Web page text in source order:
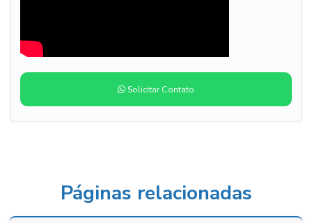
Solicitar Contato
Páginas relacionadas